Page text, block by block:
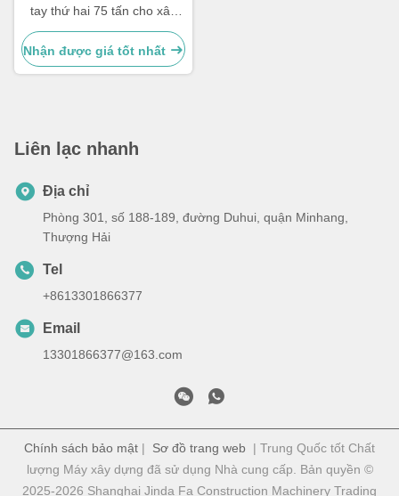
tay thứ hai 75 tấn cho xây
dựng và xây dựng
Nhận được giá tốt nhất
Liên lạc nhanh
Địa chỉ
Phòng 301, số 188-189, đường Duhui, quận Minhang,
Thượng Hải
Tel
+8613301866377
Email
13301866377@163.com
Chính sách bảo mật | Sơ đồ trang web | Trung Quốc tốt Chất
lượng Máy xây dựng đã sử dụng Nhà cung cấp. Bản quyền ©
2025-2026 Shanghai Jinda Fa Construction Machinery Trading